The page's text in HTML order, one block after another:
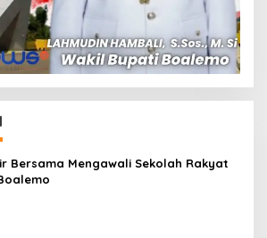
Bersama Mengawali Sekolah Rakyat